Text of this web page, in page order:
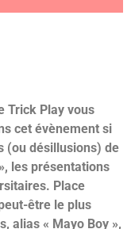
Trick Play vous
cet évènement si
(ou désillusions) de
les présentations
Place
être le plus
alias « Mayo Boy »,